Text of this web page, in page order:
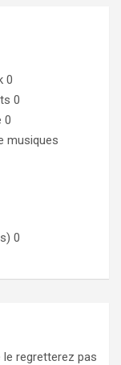
0
0
0
musiques
0
le regretterez pas